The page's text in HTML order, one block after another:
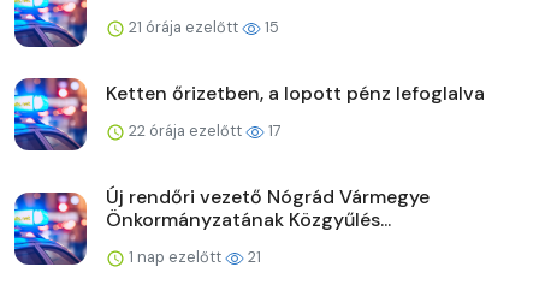
21 órája ezelőtt 15
Ketten őrizetben, a lopott pénz lefoglalva
22 órája ezelőtt 17
Új rendőri vezető Nógrád Vármegye
Önkormányzatának Közgyűlés...
1 nap ezelőtt 21